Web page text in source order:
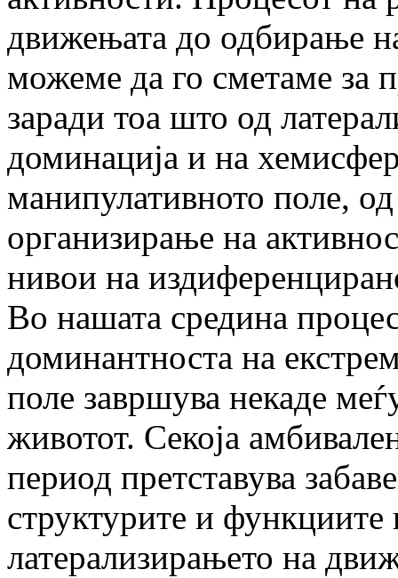
движењата до одбирање
можеме да го сметаме за
заради тоа што од
доминација и на
манипулативното поле,
организирање на
нивои на
Во нашата средина
доминантноста на
поле завршува некаде
животот. Секоја
период претставува
структурите и функциите
латерализирањето на